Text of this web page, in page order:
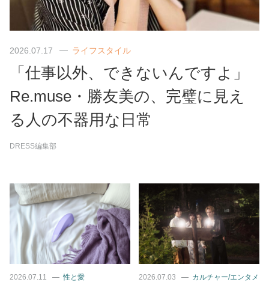
2026.07.17 ライフスタイル
「仕事以外、できないんですよ」
Re.muse・勝友美の、完璧に見え
る人の不器用な日常
DRESS編集部
2026.07.11 性と愛 2026.07.03 カルチャー/エンタメ